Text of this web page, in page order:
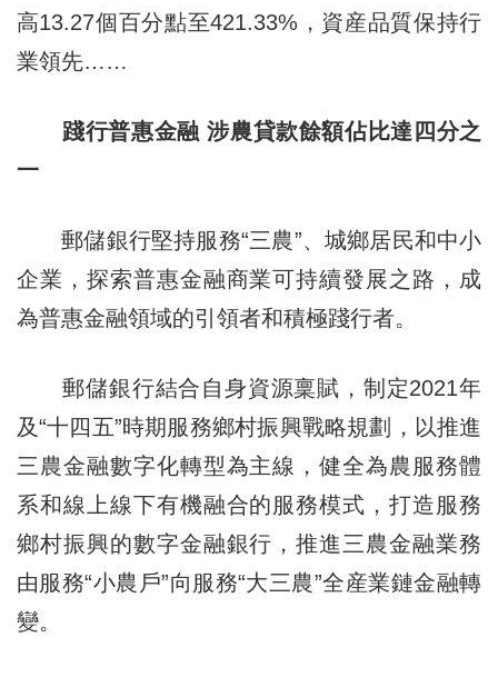
高13.27個百分點至421.33%，資産品質保持行
業領先……
踐行普惠金融 涉農貸款餘額佔比達四分之
一
郵儲銀行堅持服務“三農”、城鄉居民和中小
企業，探索普惠金融商業可持續發展之路，成
為普惠金融領域的引領者和積極踐行者。
郵儲銀行結合自身資源稟賦，制定2021年
及“十四五”時期服務鄉村振興戰略規劃，以推進
三農金融數字化轉型為主線，健全為農服務體
系和線上線下有機融合的服務模式，打造服務
鄉村振興的數字金融銀行，推進三農金融業務
由服務“小農戶”向服務“大三農”全産業鏈金融轉
變。